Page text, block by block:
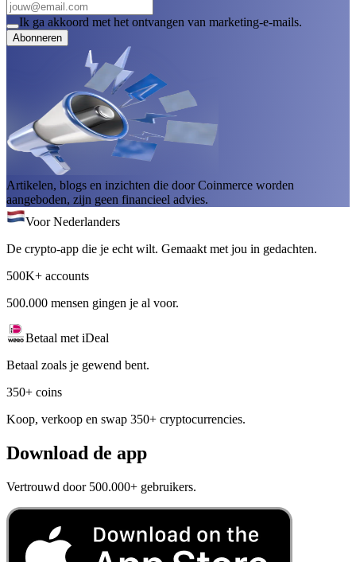
Ik ga akkoord met het ontvangen van marketing-e-mails.
Abonneren
Artikelen, blogs en inzichten die door Coinmerce worden
aangeboden, zijn geen financieel advies.
Voor Nederlanders
De crypto-app die je echt wilt. Gemaakt met jou in gedachten.
500K+ accounts
500.000 mensen gingen je al voor.
Betaal met iDeal
Betaal zoals je gewend bent.
350+ coins
Koop, verkoop en swap 350+ cryptocurrencies.
Download de app
Vertrouwd door 500.000+ gebruikers.